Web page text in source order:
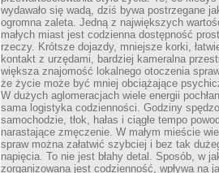
wydawało się wadą, dziś bywa postrzegane
ogromna zaleta. Jedną z największych
małych miast jest codzienna dostępność
rzeczy. Krótsze dojazdy, mniejsze korki,
kontakt z urzędami, bardziej kameralna
większa znajomość lokalnego otoczenia
że życie może być mniej obciążające
W dużych aglomeracjach wiele energii
sama logistyka codzienności. Godziny
samochodzie, tłok, hałas i ciągłe tempo
narastające zmęczenie. W małym mieście
spraw można załatwić szybciej i bez tak
napięcia. To nie jest błahy detal. Sposób, w
zorganizowana jest codzienność, wpływa na